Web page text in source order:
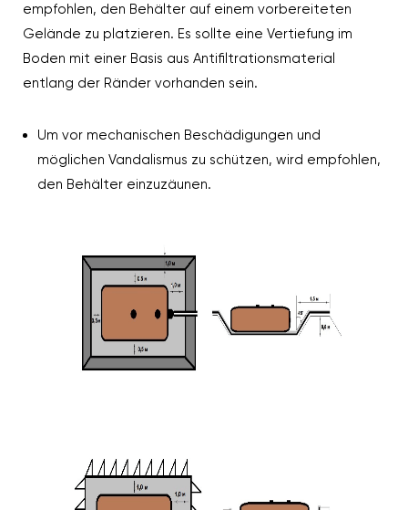
empfohlen, den Behälter auf einem vorbereiteten
Gelände zu platzieren. Es sollte eine Vertiefung im
Boden mit einer Basis aus Antifiltrationsmaterial
entlang der Ränder vorhanden sein.
Um vor mechanischen Beschädigungen und
möglichen Vandalismus zu schützen, wird empfohlen,
den Behälter einzuzäunen.